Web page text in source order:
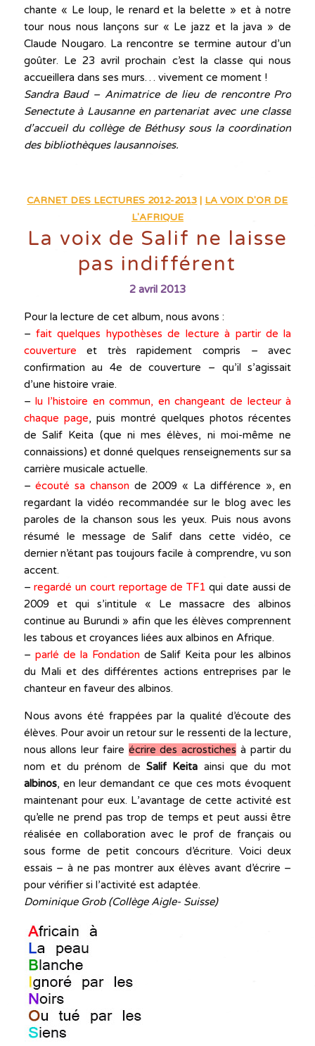
chante « Le loup, le renard et la belette » et à notre
tour nous nous lançons sur « Le jazz et la java » de
Claude Nougaro. La rencontre se termine autour d’un
goûter. Le 23 avril prochain c’est la classe qui nous
accueillera dans ses murs… vivement ce moment !
Sandra Baud – Animatrice de lieu de rencontre Pro
Senectute à Lausanne en partenariat avec une classe
d’accueil du collège de Béthusy sous la coordination
des bibliothèques lausannoises.
CARNET DES LECTURES 2012-2013
LA VOIX D'OR DE
L'AFRIQUE
La voix de Salif ne laisse
pas indifférent
2 avril 2013
Pour la lecture de cet album, nous avons :
–fait quelques hypothèses de lecture à partir de la
couverture et très rapidement compris – avec
confirmation au 4e de couverture – qu’il s’agissait
d’une histoire vraie.
–lu l’histoire en commun, en changeant de lecteur à
chaque page, puis montré quelques photos récentes
de Salif Keita (que ni mes élèves, ni moi-même ne
connaissions) et donné quelques renseignements sur sa
carrière musicale actuelle.
–écouté sa chanson de 2009 « La différence », en
regardant la vidéo recommandée sur le blog avec les
paroles de la chanson sous les yeux. Puis nous avons
résumé le message de Salif dans cette vidéo, ce
dernier n’étant pas toujours facile à comprendre, vu son
accent.
–regardé un court reportage de TF1 qui date aussi de
2009 et qui s’intitule « Le massacre des albinos
continue au Burundi » afin que les élèves comprennent
les tabous et croyances liées aux albinos en Afrique.
– parlé de la Fondation de Salif Keita pour les albinos
du Mali et des différentes actions entreprises par le
chanteur en faveur des albinos.
Nous avons été frappées par la qualité d’écoute des
élèves. Pour avoir un retour sur le ressenti de la lecture,
nous allons leur faire écrire des acrostiches à partir du
nom et du prénom de Salif Keita ainsi que du mot
albinos, en leur demandant ce que ces mots évoquent
maintenant pour eux. L’avantage de cette activité est
qu’elle ne prend pas trop de temps et peut aussi être
réalisée en collaboration avec le prof de français ou
sous forme de petit concours d’écriture. Voici deux
essais – à ne pas montrer aux élèves avant d’écrire –
pour vérifier si l’activité est adaptée.
Dominique Grob (Collège Aigle- Suisse)